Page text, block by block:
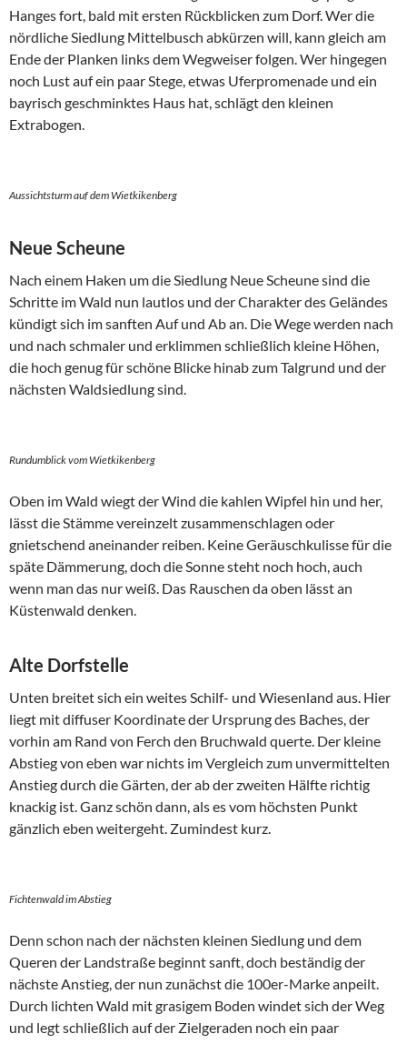
Hanges fort, bald mit ersten Rückblicken zum Dorf. Wer die
nördliche Siedlung Mittelbusch abkürzen will, kann gleich am
Ende der Planken links dem Wegweiser folgen. Wer hingegen
noch Lust auf ein paar Stege, etwas Uferpromenade und ein
bayrisch geschminktes Haus hat, schlägt den kleinen
Extrabogen.
Aussichtsturm auf dem Wietkikenberg
Neue Scheune
Nach einem Haken um die Siedlung Neue Scheune sind die
Schritte im Wald nun lautlos und der Charakter des Geländes
kündigt sich im sanften Auf und Ab an. Die Wege werden nach
und nach schmaler und erklimmen schließlich kleine Höhen,
die hoch genug für schöne Blicke hinab zum Talgrund und der
nächsten Waldsiedlung sind.
Rundumblick vom Wietkikenberg
Oben im Wald wiegt der Wind die kahlen Wipfel hin und her,
lässt die Stämme vereinzelt zusammenschlagen oder
gnietschend aneinander reiben. Keine Geräuschkulisse für die
späte Dämmerung, doch die Sonne steht noch hoch, auch
wenn man das nur weiß. Das Rauschen da oben lässt an
Küstenwald denken.
Alte Dorfstelle
Unten breitet sich ein weites Schilf- und Wiesenland aus. Hier
liegt mit diffuser Koordinate der Ursprung des Baches, der
vorhin am Rand von Ferch den Bruchwald querte. Der kleine
Abstieg von eben war nichts im Vergleich zum unvermittelten
Anstieg durch die Gärten, der ab der zweiten Hälfte richtig
knackig ist. Ganz schön dann, als es vom höchsten Punkt
gänzlich eben weitergeht. Zumindest kurz.
Fichtenwald im Abstieg
Denn schon nach der nächsten kleinen Siedlung und dem
Queren der Landstraße beginnt sanft, doch beständig der
nächste Anstieg, der nun zunächst die 100er-Marke anpeilt.
Durch lichten Wald mit grasigem Boden windet sich der Weg
und legt schließlich auf der Zielgeraden noch ein paar